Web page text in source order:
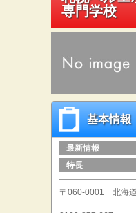
専門学校
基本情報
基本情報
最新情報
特長
〒060-0001 北海